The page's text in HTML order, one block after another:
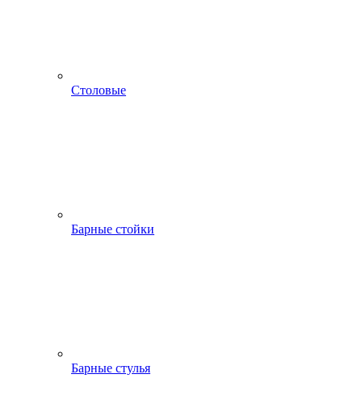
Столовые
Барные стойки
Барные стулья